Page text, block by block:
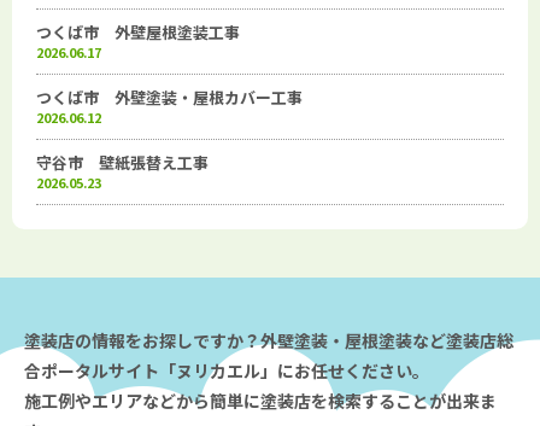
つくば市 外壁屋根塗装工事
2026.06.17
つくば市 外壁塗装・屋根カバー工事
2026.06.12
守谷市 壁紙張替え工事
2026.05.23
塗装店の情報をお探しですか？外壁塗装・屋根塗装など塗装店総
合ポータルサイト「ヌリカエル」にお任せください。
施工例やエリアなどから簡単に塗装店を検索することが出来ま